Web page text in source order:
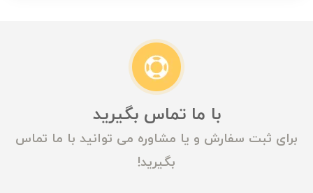
با ما تماس بگیرید
برای ثبت سفارش و یا مشاوره می توانید با ما تماس
بگیرید!